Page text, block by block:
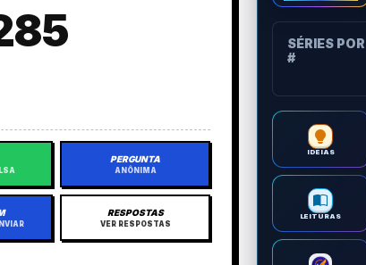
PERGUNTA
ANÔNIMA
RESPOSTAS
VER RESPOSTAS
SÉRIES POR
#
IDEIAS
LEITURAS